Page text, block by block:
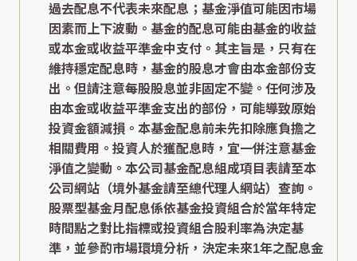
過去配息不代表未來配息；基金淨值可能因市場
因素而上下波動。基金的配息可能由基金的收益
或本金或收益平準金中支付。其主旨是，只有在
維持穩定配息時，基金的股息才會由本金部份支
出。但請注意每股股息並非固定不變。任何涉及
由本金或收益平準金支出的部份，可能導致原始
投資金額減損。本基金配息前未先扣除應負擔之
相關費用。投資人於獲配息時，宜一併注意基金
淨值之變動。本公司基金配息組成項目表請至本
公司網站（境外基金請至總代理人網站）查詢。
股票型基金月配息係依基金投資組合於當年特定
時間點之對比指標或投資組合股利率為決定基
準，並參酌市場環境分析，決定未來1年之配息金